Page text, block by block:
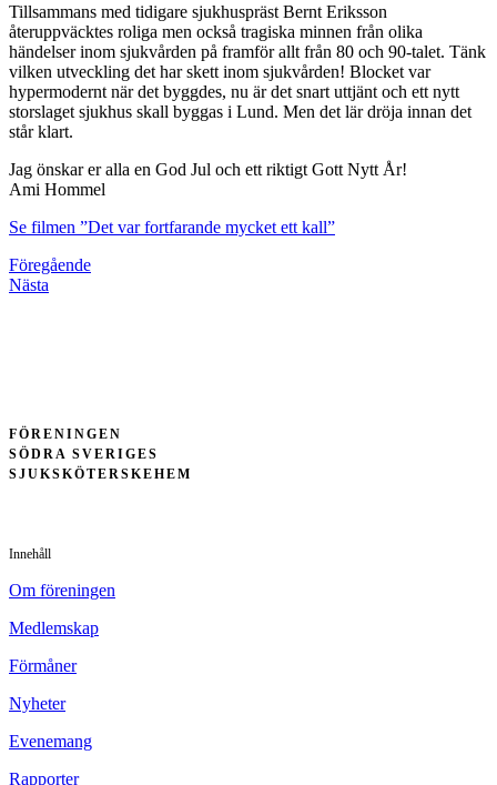
Tillsammans med tidigare sjukhuspräst Bernt Eriksson
återuppväcktes roliga men också tragiska minnen från olika
händelser inom sjukvården på framför allt från 80 och 90-talet. Tänk
vilken utveckling det har skett inom sjukvården! Blocket var
hypermodernt när det byggdes, nu är det snart uttjänt och ett nytt
storslaget sjukhus skall byggas i Lund. Men det lär dröja innan det
står klart.
Jag önskar er alla en God Jul och ett riktigt Gott Nytt År!
Ami Hommel
Se filmen ”Det var fortfarande mycket ett kall”
Föregående
Nästa
FÖRENINGEN
SÖDRA SVERIGES
SJUKSKÖTERSKEHEM
Innehåll
Om föreningen
Medlemskap
Förmåner
Nyheter
Evenemang
Rapporter